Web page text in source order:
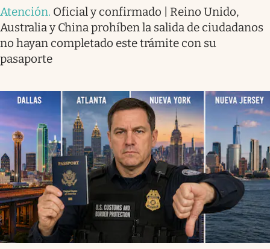
Atención. Oficial y confirmado | Reino Unido,
Australia y China prohíben la salida de ciudadanos
no hayan completado este trámite con su
pasaporte